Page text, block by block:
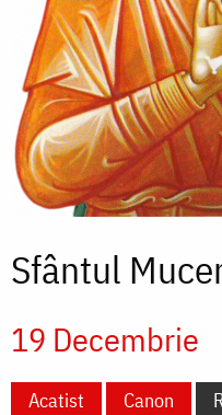
Sfântul
19 Decembrie
Acatist Canon